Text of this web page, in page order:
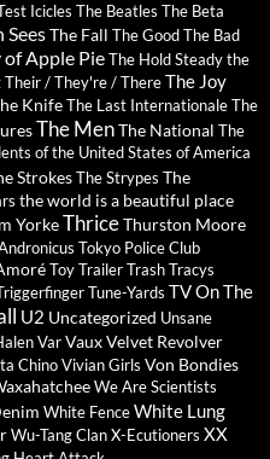
Icicles The Beatles The Beta
SeesThe Fall The Good The Bad
Apple PieThe Hold Steadythe
Their / They're / ThereThe Joy
KnifeThe Last InternationaleThe
The MenThe National The
of the United States of America
StrokesThe Strypes The
the world is a beautiful place
YorkeThriceThurston Moore
Tokyo Police Club
ToyTrailer Trash Tracys
Tune-Yards TV On The
U2 Uncategorized Unsane
VarVauxVelvet Revolver
ChinoVivian Girls Von Bondies
We Are Scientists
White FenceWhite Lung
Wu-Tang ClanX-Ecutioners XX